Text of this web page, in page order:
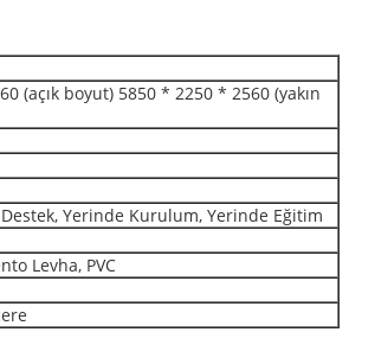
(açık boyut) 5850 * 2250 * 2560 (yakın
Yerinde Kurulum, Yerinde Eğitim
Levha, PVC